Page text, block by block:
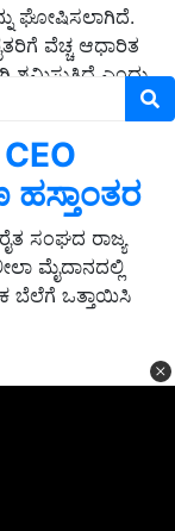
ಘೋಷಿಸಲಾಗಿದೆ.
ವೆಚ್ಚ ಆಧಾರಿತ
ಎಂದು
ಸಂಘದ ರಾಜ್ಯ
ಮೈದಾನದಲ್ಲಿ
ಬೆಲೆಗೆ ಒತ್ತಾಯಿಸಿ